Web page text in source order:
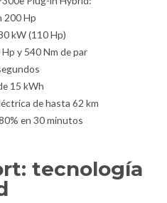
200 Hp
kW (110 Hp)
y 540 Nm de par
15 kWh
de hasta 62 km
en 30 minutos
tecnología